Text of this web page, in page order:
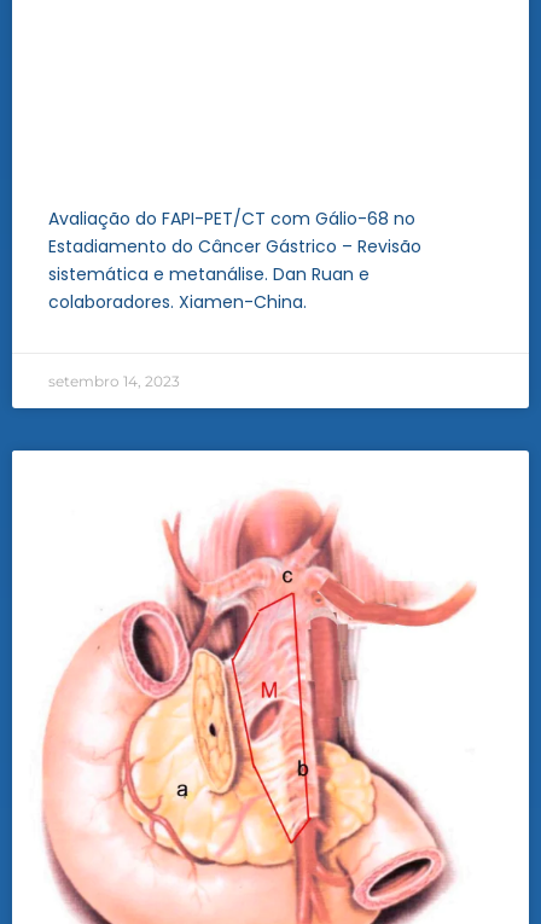
Avaliação do FAPI-PET/CT com Gálio-68 no
Estadiamento do Câncer Gástrico – Revisão
sistemática e metanálise. Dan Ruan e
colaboradores. Xiamen-China.
setembro 14, 2023